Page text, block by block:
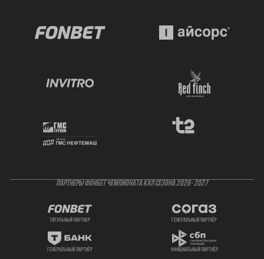
ПАРТНЕРЫ ФОНБЕТ ЧЕМПИОНАТА КХЛ СЕЗОНА 2026- 2027
титульный партнер генеральный партнёр
генеральный партнёр официальный партнёр